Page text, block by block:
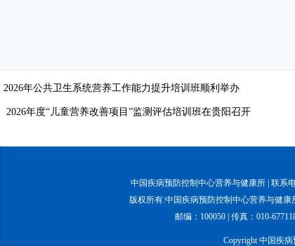
2026年公共卫生系统营养工作能力提升培训班顺利举办
2026年度“儿童营养改善项目”监测评估培训班在贵阳召开
中国疾病预防控制中心营养与健康所 | 联系
版权所有:中国疾病预防控制中心营养与健康
邮编：100050 | 传真：010-
Copyright 中国疾